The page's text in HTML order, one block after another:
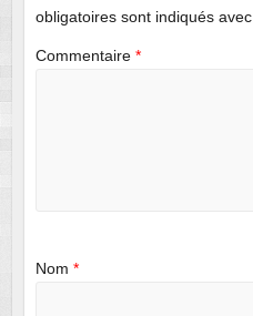
obligatoires sont indiqués avec
Commentaire *
Nom *